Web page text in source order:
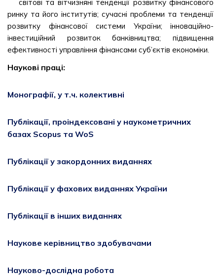
світові та вітчизняні тенденції розвитку фінансового
ринку та його інститутів; сучасні проблеми та тенденції
розвитку фінансової системи України; інноваційно-
інвестиційний розвиток банківництва; підвищення
ефективності управління фінансами суб’єктів економіки.
Наукові праці:
Монографії, у т.ч. колективні
Публікації, проіндексовані у наукометричних
базах Scopus та WoS
Публікації у закордонних виданнях
Публікації у фахових виданнях України
Публікації в інших виданнях
Наукове керівництво здобувачами
Науково-дослідна робота